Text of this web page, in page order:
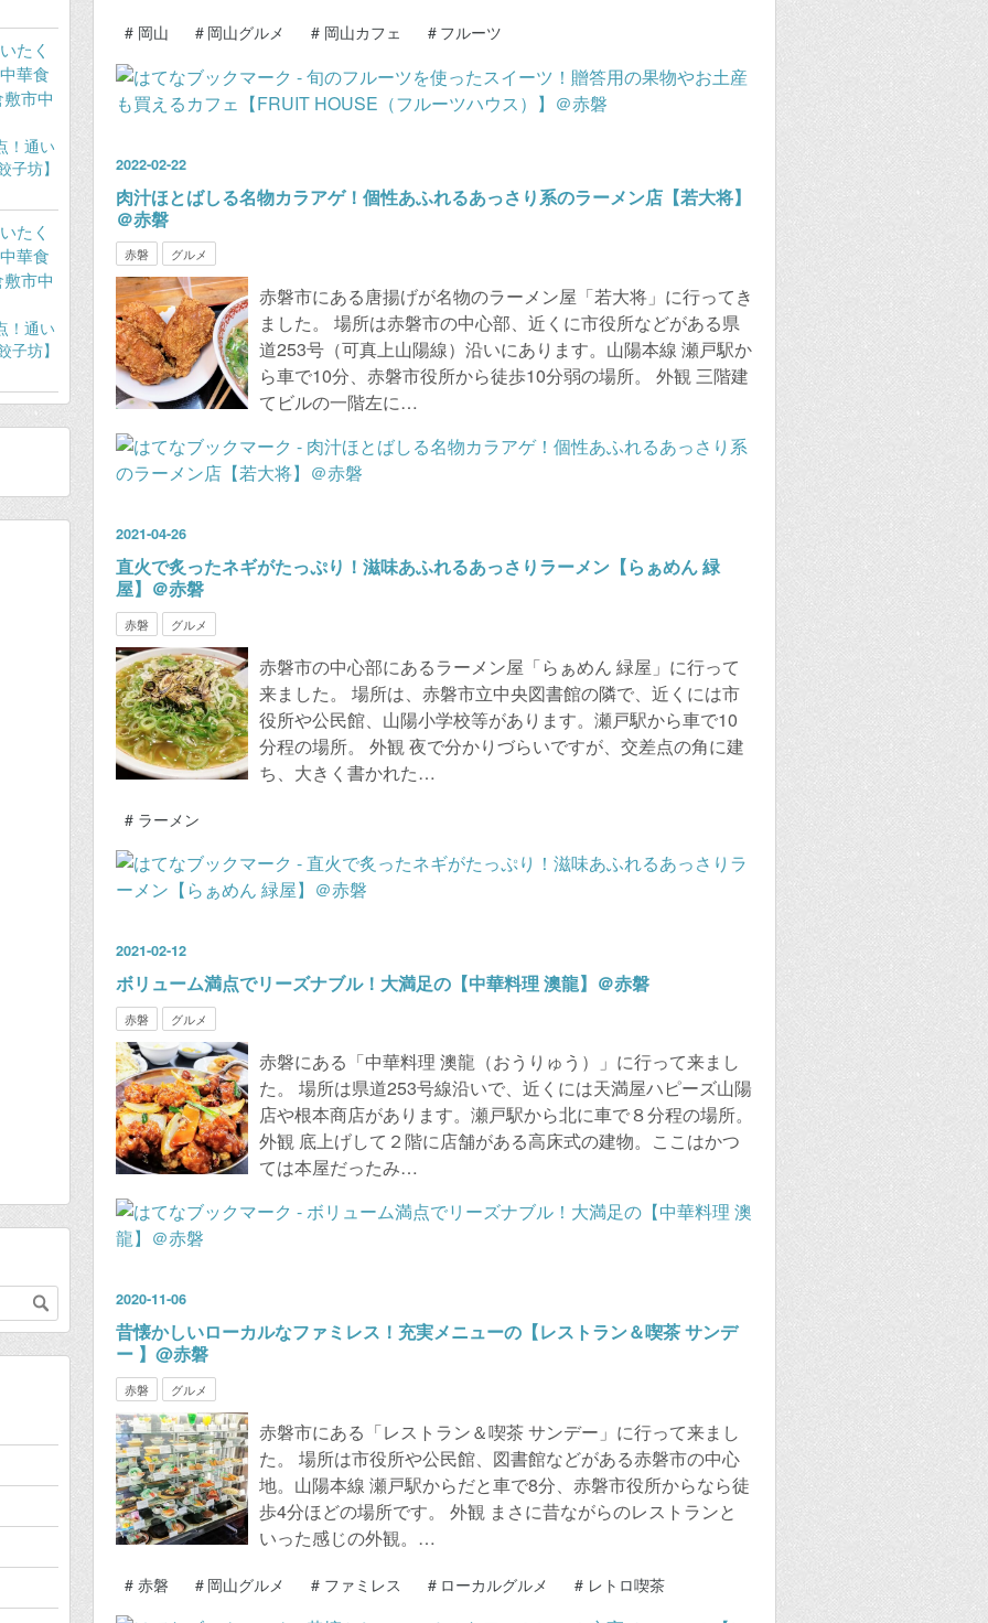
# 岡山 # 岡山グルメ # 岡山カフェ # フルーツ
2022-02-22
肉汁ほとばしる名物カラアゲ！個性あふれるあっさり系のラーメン店【若大将】
＠赤磐
赤磐 グルメ
赤磐市にある唐揚げが名物のラーメン屋「若大将」に行ってき
ました。 場所は赤磐市の中心部、近くに市役所などがある県
道253号（可真上山陽線）沿いにあります。山陽本線 瀬戸駅か
ら車で10分、赤磐市役所から徒歩10分弱の場所。 外観 三階建
てビルの一階左に…
2021-04-26
直火で炙ったネギがたっぷり！滋味あふれるあっさりラーメン【らぁめん 緑
屋】＠赤磐
赤磐 グルメ
赤磐市の中心部にあるラーメン屋「らぁめん 緑屋」に行って
来ました。 場所は、赤磐市立中央図書館の隣で、近くには市
役所や公民館、山陽小学校等があります。瀬戸駅から車で10
分程の場所。 外観 夜で分かりづらいですが、交差点の角に建
ち、大きく書かれた…
# ラーメン
2021-02-12
ボリューム満点でリーズナブル！大満足の【中華料理 澳龍】＠赤磐
赤磐 グルメ
赤磐にある「中華料理 澳龍（おうりゅう）」に行って来まし
た。 場所は県道253号線沿いで、近くには天満屋ハピーズ山陽
店や根本商店があります。瀬戸駅から北に車で８分程の場所。
外観 底上げして２階に店舗がある高床式の建物。ここはかつ
ては本屋だったみ…
2020-11-06
昔懐かしいローカルなファミレス！充実メニューの【レストラン＆喫茶 サンデ
ー 】@赤磐
赤磐 グルメ
赤磐市にある「レストラン＆喫茶 サンデー」に行って来まし
た。 場所は市役所や公民館、図書館などがある赤磐市の中心
地。山陽本線 瀬戸駅からだと車で8分、赤磐市役所からなら徒
歩4分ほどの場所です。 外観 まさに昔ながらのレストランと
いった感じの外観。…
# 赤磐 # 岡山グルメ # ファミレス # ローカルグルメ # レトロ喫茶
たく
華食
市中
たく
華食
市中